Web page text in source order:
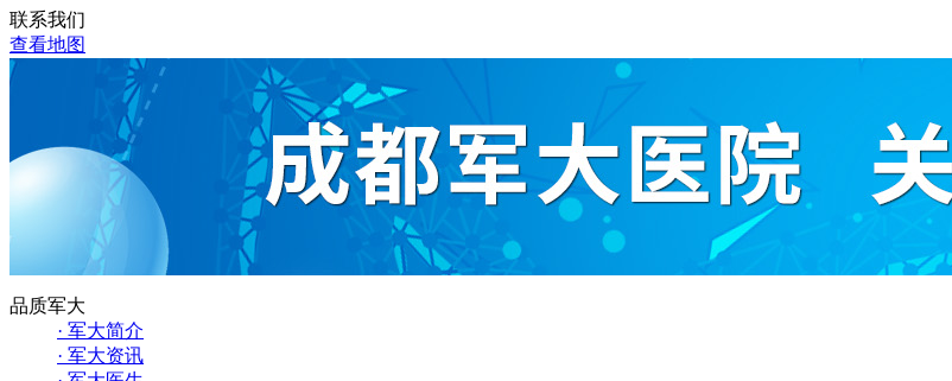
联系我们
查看地图
品质军大
· 军大简介
· 军大资讯